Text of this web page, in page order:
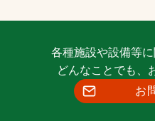
各種施設や設備等
どんなことでも、
お